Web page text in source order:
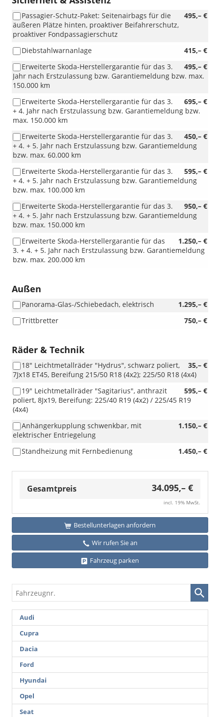
495,– €
Passagier-Schutz-Paket: Seitenairbags für die
äußeren Plätze hinten, proaktiver Beifahrerschutz,
proaktiver Fondpassagierschutz
415,– €
Diebstahlwarnanlage
495,– €
Erweiterte Skoda-Herstellergarantie für das 3.
Jahr nach Erstzulassung bzw. Garantiemeldung bzw. max.
150.000 km
695,– €
Erweiterte Skoda-Herstellergarantie für das 3.
+ 4. Jahr nach Erstzulassung bzw. Garantiemeldung bzw.
max. 150.000 km
450,– €
Erweiterte Skoda-Herstellergarantie für das 3.
+ 4. + 5. Jahr nach Erstzulassung bzw. Garantiemeldung
bzw. max. 60.000 km
595,– €
Erweiterte Skoda-Herstellergarantie für das 3.
+ 4. + 5. Jahr nach Erstzulassung bzw. Garantiemeldung
bzw. max. 100.000 km
950,– €
Erweiterte Skoda-Herstellergarantie für das 3.
+ 4. + 5. Jahr nach Erstzulassung bzw. Garantiemeldung
bzw. max. 150.000 km
1.250,– €
Erweiterte Skoda-Herstellergarantie für das
3. + 4. + 5. Jahr nach Erstzulassung bzw. Garantiemeldung
bzw. max. 200.000 km
Außen
1.295,– €
Panorama-Glas-/Schiebedach, elektrisch
750,– €
Trittbretter
Räder & Technik
35,– €
18" Leichtmetallräder "Hydrus", schwarz poliert,
7Jx18 ET45, Bereifung 215/50 R18 (4x2); 225/50 R18 (4x4)
595,– €
19" Leichtmetallräder "Sagitarius", anthrazit
poliert, 8Jx19, Bereifung: 225/40 R19 (4x2) / 225/45 R19
(4x4)
1.150,– €
Anhängerkupplung schwenkbar, mit
elektrischer Entriegelung
1.450,– €
Standheizung mit Fernbedienung
Gesamtpreis 34.095,– €
incl. 19% MwSt.
Bestellunterlagen anfordern
Wir rufen Sie an
Fahrzeug parken
Fahrzeugnr.
Audi
Cupra
Dacia
Ford
Hyundai
Opel
Seat